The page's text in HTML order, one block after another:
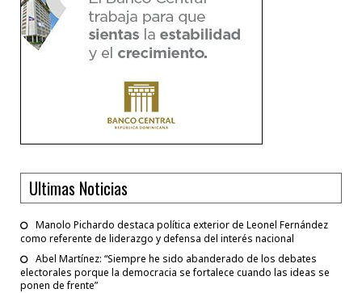
Ultimas Noticias
Manolo Pichardo destaca política exterior de Leonel Fernández
como referente de liderazgo y defensa del interés nacional
Abel Martínez: “Siempre he sido abanderado de los debates
electorales porque la democracia se fortalece cuando las ideas se
ponen de frente”